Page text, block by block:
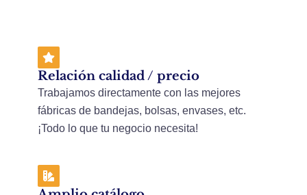
Relación calidad / precio
Trabajamos directamente con las mejores
fábricas de bandejas, bolsas, envases, etc.
¡Todo lo que tu negocio necesita!